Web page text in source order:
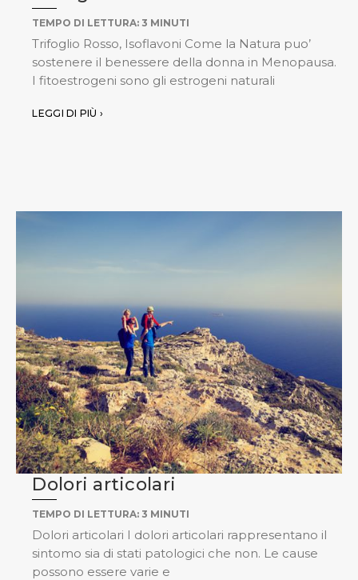
TEMPO DI LETTURA: 3 MINUTI
Trifoglio Rosso, Isoflavoni Come la Natura puo’
sostenere il benessere della donna in Menopausa.
I fitoestrogeni sono gli estrogeni naturali
LEGGI DI PIÙ ›
Dolori articolari
TEMPO DI LETTURA: 3 MINUTI
Dolori articolari I dolori articolari rappresentano il
sintomo sia di stati patologici che non. Le cause
possono essere varie e